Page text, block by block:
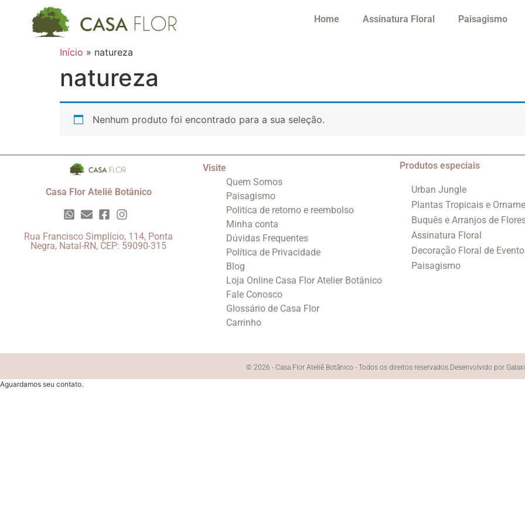
Home Assinatura Floral Paisagismo
Início » natureza
natureza
Nenhum produto foi encontrado para a sua seleção.
Casa Flor Ateliê Botânico
Rua Francisco Simplício, 114, Ponta
Negra, Natal-RN, CEP: 59090-315
Visite
Quem Somos
Paisagismo
Politica de retorno e reembolso
Minha conta
Dúvidas Frequentes
Política de Privacidade
Blog
Loja Online Casa Flor Atelier Botânico
Fale Conosco
Glossário de Casa Flor
Carrinho
Produtos especiais
Urban Jungle
Plantas Tropicais e
Buquês e Arranjos de
Assinatura Floral
Decoração Floral de
Paisagismo
© 2026 - Casa Flor Ateliê Botânico - Todos os direitos reservados.Desenvolvido por
Aguardamos seu contato.